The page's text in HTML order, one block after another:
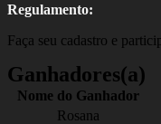
Regulamento:
Faça seu cadastro e
Ganhadores(a)
Nome do Ganhador
Rosana